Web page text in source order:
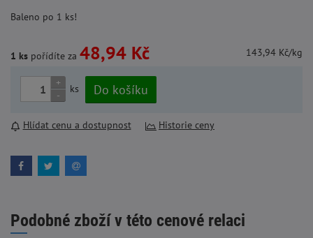
Baleno po 1 ks!
1 ks pořídíte za 48,94 Kč 143,94 Kč/kg
+
-
ks Do košíku
Hlídat cenu a dostupnost Historie ceny
Podobné zboží v této cenové relaci